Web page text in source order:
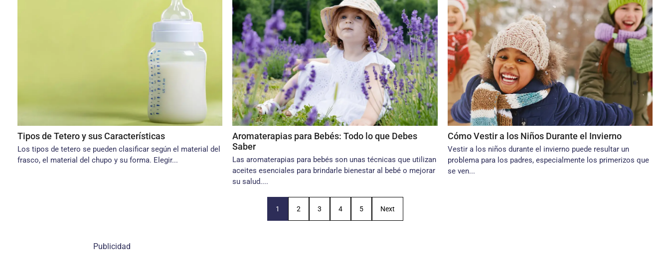
Tipos de Tetero y sus Características
Los tipos de tetero se pueden clasificar según el material del
frasco, el material del chupo y su forma. Elegir...
Aromaterapias para Bebés: Todo lo que Debes
Saber
Las aromaterapias para bebés son unas técnicas que utilizan
aceites esenciales para brindarle bienestar al bebé o mejorar
su salud....
Cómo Vestir a los Niños Durante el Invierno
Vestir a los niños durante el invierno puede resultar un
problema para los padres, especialmente los primerizos que
se ven...
1 2 3 4 5 Next
Publicidad